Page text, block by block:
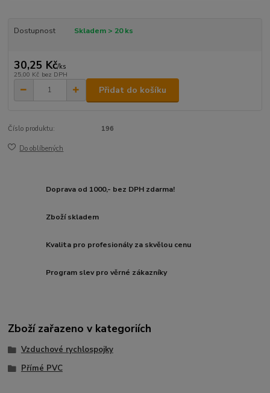
Dostupnost Skladem > 20 ks
30,25 Kč/ks
25,00 Kč bez DPH
Přidat do košíku
Číslo produktu: 196
Do oblíbených
Doprava od 1000,- bez DPH zdarma!
Zboží skladem
Kvalita pro profesionály za skvělou cenu
Program slev pro věrné zákazníky
Zboží zařazeno v kategoriích
Vzduchové rychlospojky
Přímé PVC